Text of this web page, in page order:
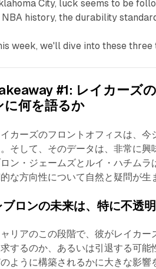
City, luck seems to be
NBA history, the durability
week, we'll dive into these three
#1: レイカーズ
に何を語るか
カーズのフロントオフィスは、
そして、そのデータは、非常に
ン・ジェームズとルイ・ハチム
な方向性について自然と疑問が生
ブロンの未来は、特に不透
リアのこの段階で、彼がレイカ
するのか、あるいは引退する可
ように構築されるかに大きな影響